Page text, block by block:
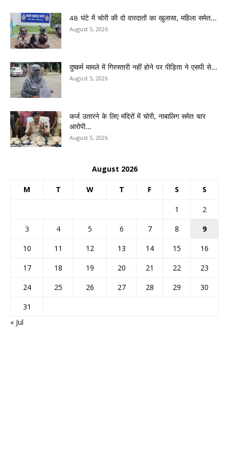
48 घंटे में चोरी की दो वारदातों का खुलासा, महिला समेत...
August 5, 2026
दुष्कर्म मामले में गिरफ्तारी नहीं होने पर पीड़िता ने एसपी से...
August 5, 2026
कर्ज उतारने के लिए मंदिरों में चोरी, नाबालिग समेत चार
आरोपी...
August 5, 2026
August 2026
M T W T F S S
1
2
3
4 5 6 7 8
9
10
11 12 13 14 15
16
17
18 19 20 21 22
23
24
25 26 27 28 29
30
31
« Jul